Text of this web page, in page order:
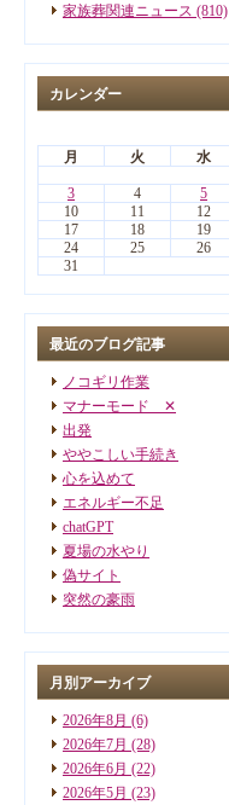
家族葬関連ニュース (810)
カレンダー
月
火 水
3
4 5
10
11 12
17
18 19
24
25 26
31
最近のブログ記事
ノコギリ作業
マナーモード ✕
出発
ややこしい手続き
心を込めて
エネルギー不足
chatGPT
夏場の水やり
偽サイト
突然の豪雨
月別アーカイブ
2026年8月 (6)
2026年7月 (28)
2026年6月 (22)
2026年5月 (23)